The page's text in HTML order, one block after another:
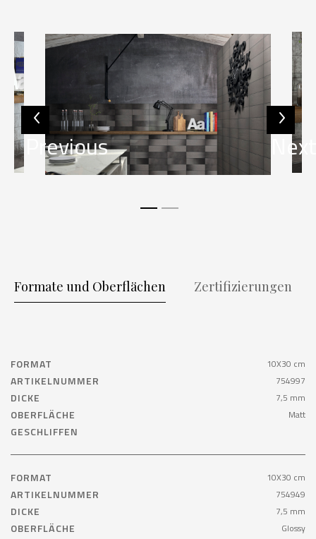
Previous Next
Formate und Oberflächen Zertifizierungen
FORMAT 10X30 cm
ARTIKELNUMMER 754997
DICKE 7,5 mm
OBERFLÄCHE Matt
GESCHLIFFEN
FORMAT 10X30 cm
ARTIKELNUMMER 754949
DICKE 7,5 mm
OBERFLÄCHE Glossy